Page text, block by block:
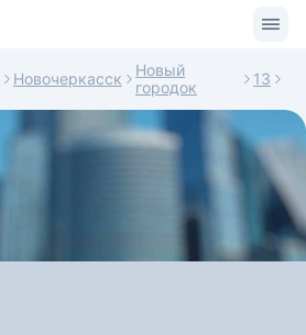
Новочеркасск
Новый
городок
13